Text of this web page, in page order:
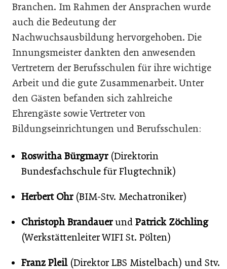
Branchen. Im Rahmen der Ansprachen wurde
auch die Bedeutung der
Nachwuchsausbildung hervorgehoben. Die
Innungsmeister dankten den anwesenden
Vertretern der Berufsschulen für ihre wichtige
Arbeit und die gute Zusammenarbeit. Unter
den Gästen befanden sich zahlreiche
Ehrengäste sowie Vertreter von
Bildungseinrichtungen und Berufsschulen:
Roswitha Bürgmayr (Direktorin
Bundesfachschule für Flugtechnik)
Herbert Ohr(BIM-Stv. Mechatroniker)
Christoph Brandauerund Patrick Zöchling
(Werkstättenleiter WIFI St. Pölten)
Franz Pleil(Direktor LBS Mistelbach) und Stv.